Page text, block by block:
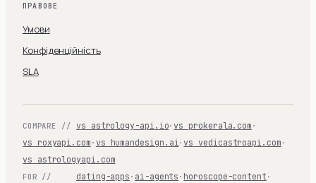
ПРАВОВЕ
Умови
Конфіденційність
SLA
COMPARE // vs astrology-api.io·vs prokerala.com ·
vs roxyapi.com · vs humandesign.ai·vs vedicastroapi.com ·
vs astrologyapi.com
FOR // dating-apps · ai-agents · horoscope-content ·